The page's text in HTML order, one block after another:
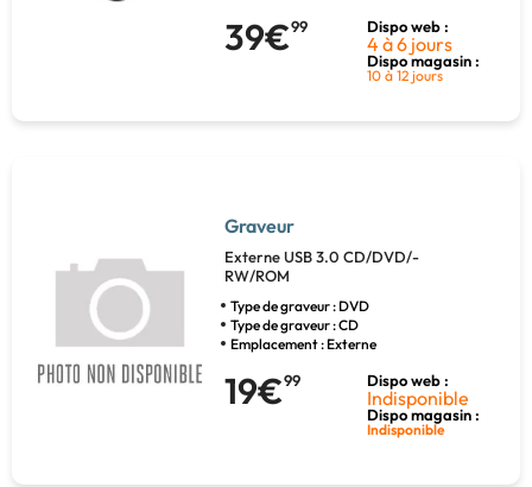
39€99 Dispo web :
4 à 6 jours
Dispo magasin :
10 à 12 jours
Graveur
Externe USB 3.0 CD/DVD/-
RW/ROM
Type de graveur : DVD
Type de graveur : CD
Emplacement : Externe
19€99 Dispo web :
Indisponible
Dispo magasin :
Indisponible